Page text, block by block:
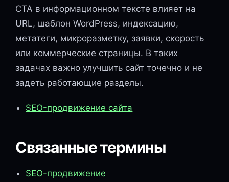
CTA в информационном тексте влияет на
URL, шаблон WordPress, индексацию,
метатеги, микроразметку, заявки, скорость
или коммерческие страницы. В таких
задачах важно улучшить сайт точечно и не
задеть работающие разделы.
SEO-продвижение сайта
Связанные термины
SEO-продвижение